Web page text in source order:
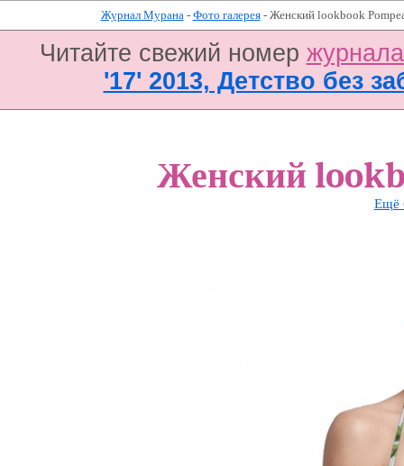
Журнал Мурана- Фото галерея- Женский lookbook
Читайте свежий номер
'17' 2013, Детство без
Женский
Ещё